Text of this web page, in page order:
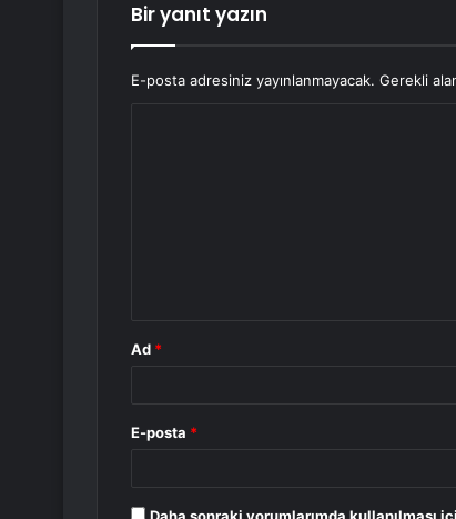
Bir yanıt yazın
E-posta adresiniz yayınlanmayacak. Gerekli
Ad *
E-posta *